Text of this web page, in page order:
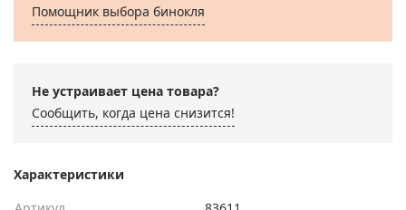
Помощник выбора бинокля
Не устраивает цена товара?
Сообщить, когда цена снизится!
Характеристики